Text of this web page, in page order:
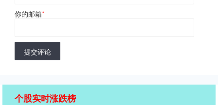
你的邮箱*
提交评论
个股实时涨跌榜